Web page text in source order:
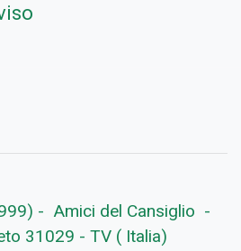
- Amici del Cansiglio -
31029 - TV ( Italia)